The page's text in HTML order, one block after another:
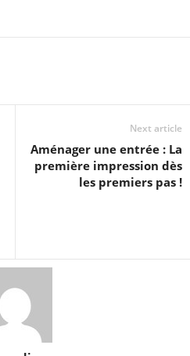
Next article
Aménager une entrée : La
première impression dès
les premiers pas !